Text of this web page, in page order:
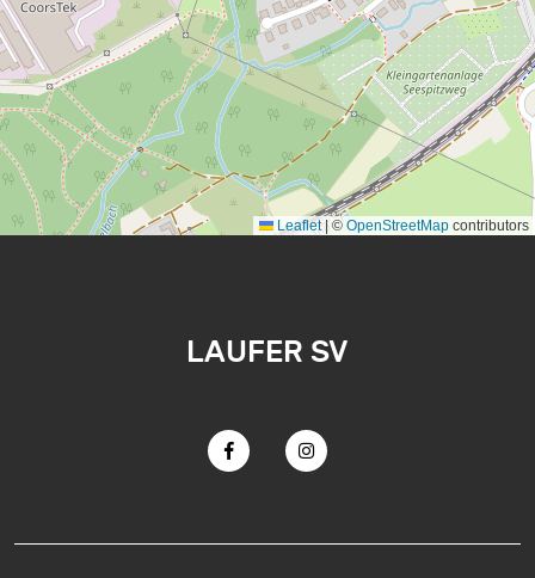
Leaflet |© OpenStreetMap contributors
LAUFER SV